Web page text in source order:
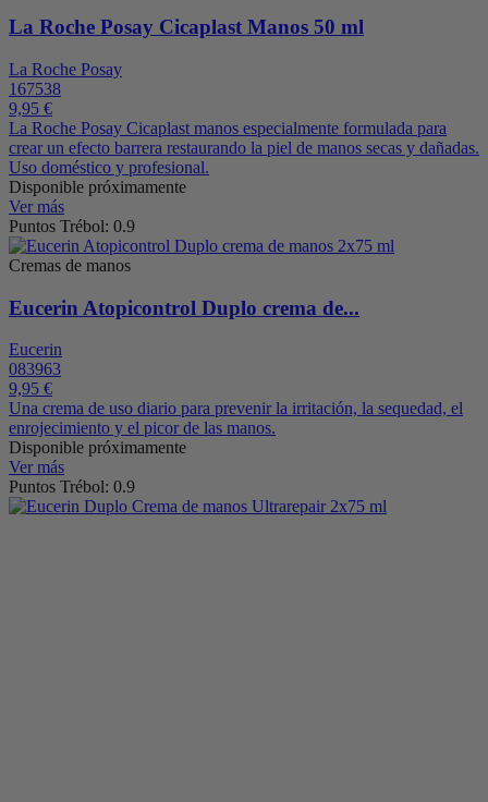
La Roche Posay Cicaplast Manos 50 ml
La Roche Posay
167538
9,95 €
La Roche Posay Cicaplast manos especialmente formulada para
crear un efecto barrera restaurando la piel de manos secas y dañadas.
Uso doméstico y profesional.
Disponible próximamente
Ver más
Puntos Trébol: 0.9
Cremas de manos
Eucerin Atopicontrol Duplo crema de...
Eucerin
083963
9,95 €
Una crema de uso diario para prevenir la irritación, la sequedad, el
enrojecimiento y el picor de las manos.
Disponible próximamente
Ver más
Puntos Trébol: 0.9